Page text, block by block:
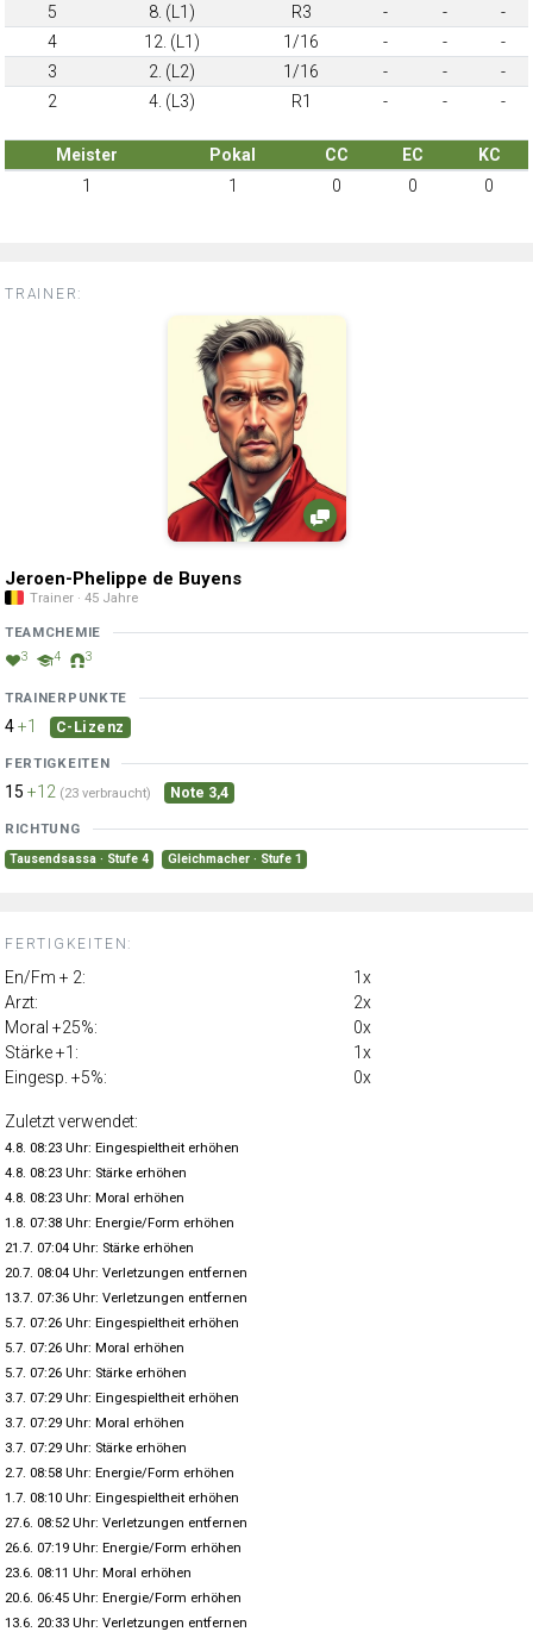
5
8. (L1) R3 - -
-
4
12. (L1) 1/16 - -
-
3
2. (L2) 1/16 - -
-
2
4. (L3) R1 - - -
Meister Pokal CC EC
KC
1
1 0 0 0
TRAINER:
Jeroen-Phelippe de Buyens
Trainer · 45 Jahre
TEAMCHEMIE
3 4 3
TRAINERPUNKTE
4+1 C-Lizenz
FERTIGKEITEN
15 +12 (23 verbraucht) Note 3,4
RICHTUNG
Tausendsassa · Stufe 4 Gleichmacher · Stufe 1
FERTIGKEITEN:
En/Fm + 2:
1x
Arzt:
2x
Moral +25%:
0x
Stärke +1:
1x
Eingesp. +5%:
0x
Zuletzt verwendet:
4.8. 08:23 Uhr: Eingespieltheit erhöhen
4.8. 08:23 Uhr: Stärke erhöhen
4.8. 08:23 Uhr: Moral erhöhen
1.8. 07:38 Uhr: Energie/Form erhöhen
21.7. 07:04 Uhr: Stärke erhöhen
20.7. 08:04 Uhr: Verletzungen entfernen
13.7. 07:36 Uhr: Verletzungen entfernen
5.7. 07:26 Uhr: Eingespieltheit erhöhen
5.7. 07:26 Uhr: Moral erhöhen
5.7. 07:26 Uhr: Stärke erhöhen
3.7. 07:29 Uhr: Eingespieltheit erhöhen
3.7. 07:29 Uhr: Moral erhöhen
3.7. 07:29 Uhr: Stärke erhöhen
2.7. 08:58 Uhr: Energie/Form erhöhen
1.7. 08:10 Uhr: Eingespieltheit erhöhen
27.6. 08:52 Uhr: Verletzungen entfernen
26.6. 07:19 Uhr: Energie/Form erhöhen
23.6. 08:11 Uhr: Moral erhöhen
20.6. 06:45 Uhr: Energie/Form erhöhen
13.6. 20:33 Uhr: Verletzungen entfernen